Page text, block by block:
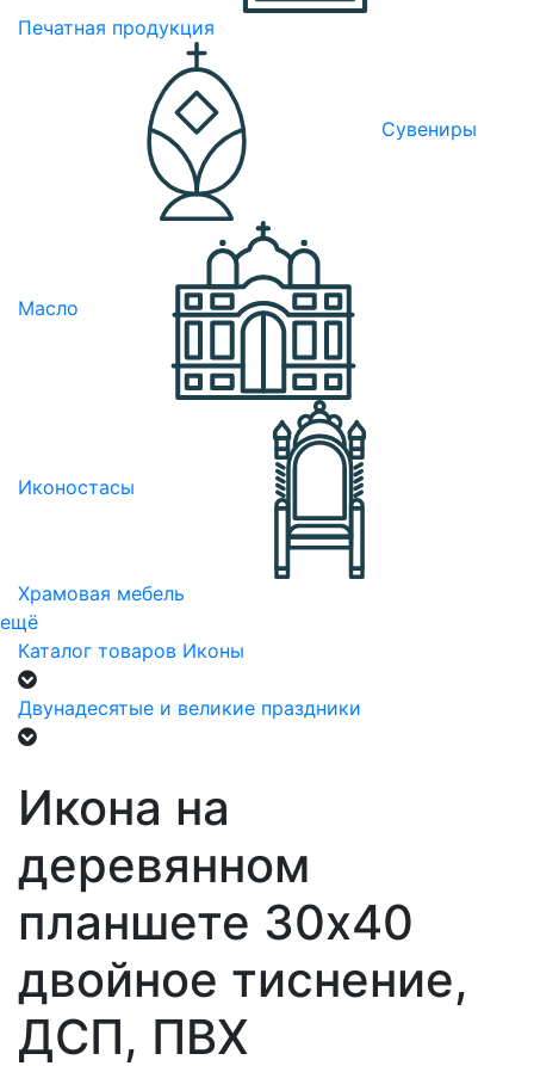
Печатная продукция
Сувениры
Масло
Иконостасы
Храмовая мебель
ещё
Каталог товаров Иконы
Двунадесятые и великие праздники
Икона на
деревянном
планшете 30х40
двойное тиснение,
ДСП, ПВХ